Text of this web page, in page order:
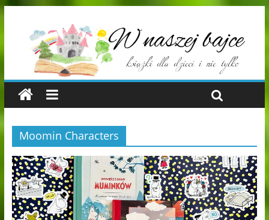
Moomin Characters